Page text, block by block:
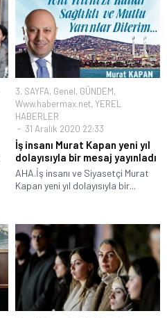
3. SAYFA, Genel, GÜNDEM,
Www.habermax.net, YEREL
HABERLER
31 Aralık 2020 22:33
İş insanı Murat Kapan yeni yıl
dolayısıyla bir mesaj yayınladı
AHA.İş insanı ve Siyasetçi Murat
Kapan yeni yıl dolayısıyla bir...